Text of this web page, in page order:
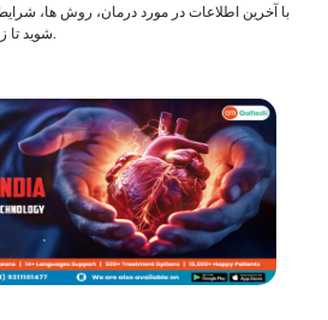
با آخرین اطلاعات در مورد درمان، روش ها،
شوید تا زندگی خود را سالم تر و بهتر کنید.